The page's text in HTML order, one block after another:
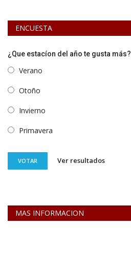
ENCUESTA
¿Que estacíon del año te gusta más?
Verano
Otoño
Invierno
Primavera
VOTAR Ver resultados
MAS INFORMACION